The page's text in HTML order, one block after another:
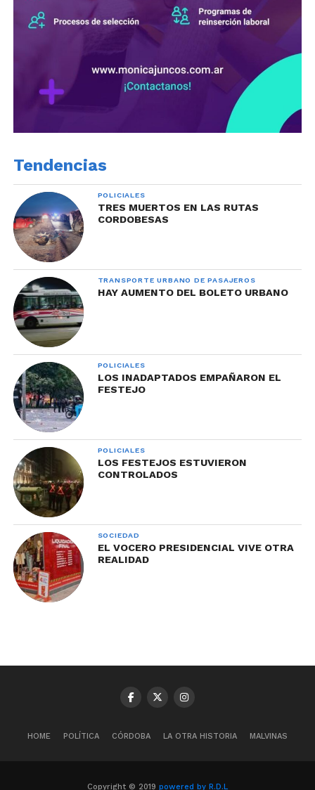
Tendencias
POLICIALES
TRES MUERTOS EN LAS RUTAS
CORDOBESAS
TRANSPORTE URBANO DE PASAJEROS
HAY AUMENTO DEL BOLETO URBANO
POLICIALES
LOS INADAPTADOS EMPAÑARON EL
FESTEJO
POLICIALES
LOS FESTEJOS ESTUVIERON
CONTROLADOS
SOCIEDAD
EL VOCERO PRESIDENCIAL VIVE OTRA
REALIDAD
HOME POLÍTICA CÓRDOBA LA OTRA HISTORIA MALVINAS
Copyright © 2019 powered by R.D.L